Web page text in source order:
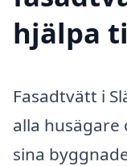
hjälpa
Fasadtvätt i
alla husägare
sina